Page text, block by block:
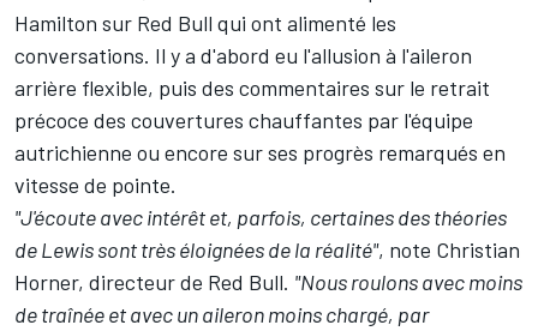
Hamilton sur Red Bull qui ont alimenté les
conversations. Il y a d'abord eu l'allusion à l'aileron
arrière flexible, puis des commentaires sur le retrait
précoce des couvertures chauffantes par l'équipe
autrichienne ou encore sur ses progrès remarqués en
vitesse de pointe.
"J'écoute avec intérêt et, parfois, certaines des théories
de Lewis sont très éloignées de la réalité", note Christian
Horner, directeur de Red Bull. "Nous roulons avec moins
de traînée et avec un aileron moins chargé, par